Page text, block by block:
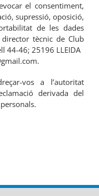
el consentiment,
supressió, oposició,
de les dades
tècnic de Club
44-46; 25196 LLEIDA
vos a l’autoritat
derivada del